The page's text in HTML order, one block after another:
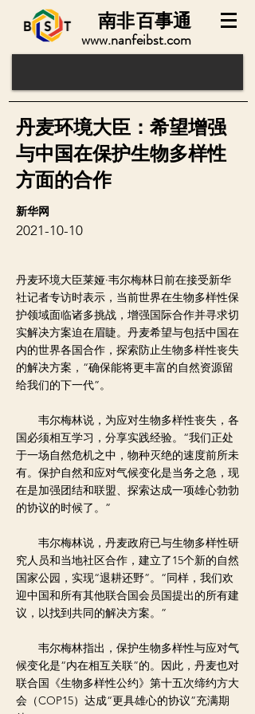
www.nanfeibst.com
百事通
南非
丹麦环境大臣莱娅·韦尔梅林日前在接受新华
社记者专访时表示，当前世界在生物多样性保
护领域面临诸多挑战，增强国际合作并寻求切
实解决方案迫在眉睫。丹麦希望与包括中国在
内的世界各国合作，探索防止生物多样性丧失
的解决方案，“确保能将更丰富的自然资源留
给我们的下一代”。
韦尔梅林说，为应对生物多样性丧失，各
国必须相互学习，分享实践经验。“我们正处
于一场自然危机之中，物种灭绝的速度前所未
有。保护自然和应对气候变化是当务之急，现
在是加强团结和联盟、探索达成一项雄心勃勃
的协议的时候了。”
韦尔梅林说，丹麦政府已与生物多样性研
究人员和当地社区合作，建立了15个新的自然
国家公园，实现“退耕还野”。“同样，我们欢
迎中国和所有其他联合国会员国提出的所有建
议，以找到共同的解决方案。”
韦尔梅林指出，保护生物多样性与应对气
候变化是“内在相互关联”的。因此，丹麦也对
联合国《生物多样性公约》第十五次缔约方大
会（COP15）达成“更具雄心的协议”充满期
新华网
2021-10-10
丹麦环境大臣：希望增强
与中国在保护生物多样性
方面的合作